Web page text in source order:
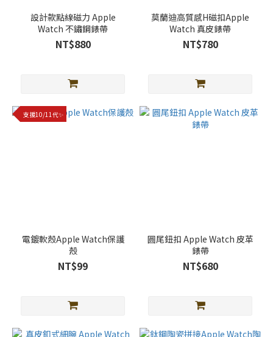
設計款點線磁力 Apple
Watch 不鏽鋼錶帶
NT$880
莫蘭迪高質感H磁扣Apple
Watch 真皮錶帶
NT$780
支援10/11代✨
電鍍軟殼Apple Watch保護
殼
NT$99
圓尾鈕扣 Apple Watch 皮革
錶帶
NT$680